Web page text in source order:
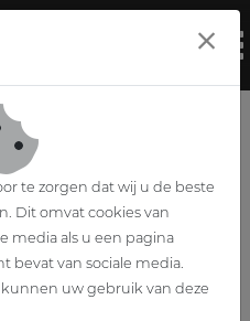
te zorgen dat wij u de beste
Dit omvat cookies van
media als u een pagina
bevat van sociale media.
uw gebruik van deze